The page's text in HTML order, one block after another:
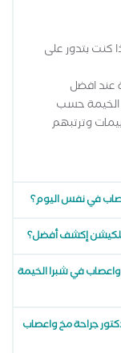
كنت بتدور على
عند افضل
الخيمة حسب
وترتبهم
في نفس اليوم؟
إكشف أفضل؟
في شبرا الخيمة
جراحة مخ واعصاب